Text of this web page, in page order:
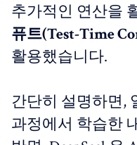
추가적인 연산을
퓨트(Test-Time
활용했습니다.
간단히 설명하면,
과정에서 학습한